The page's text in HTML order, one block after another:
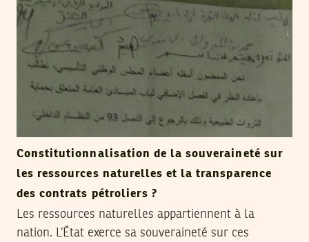
Constitutionnalisation de la souveraineté sur
les ressources naturelles et la transparence
des contrats pétroliers ?
Les ressources naturelles appartiennent à la
nation. L’État exerce sa souveraineté sur ces